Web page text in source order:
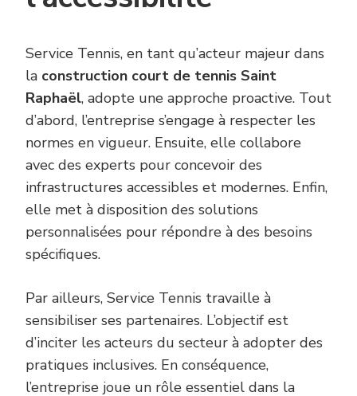
Service Tennis, en tant qu’acteur majeur dans
la construction court de tennis Saint
Raphaël, adopte une approche proactive. Tout
d’abord, l’entreprise s’engage à respecter les
normes en vigueur. Ensuite, elle collabore
avec des experts pour concevoir des
infrastructures accessibles et modernes. Enfin,
elle met à disposition des solutions
personnalisées pour répondre à des besoins
spécifiques.
Par ailleurs, Service Tennis travaille à
sensibiliser ses partenaires. L’objectif est
d’inciter les acteurs du secteur à adopter des
pratiques inclusives. En conséquence,
l’entreprise joue un rôle essentiel dans la